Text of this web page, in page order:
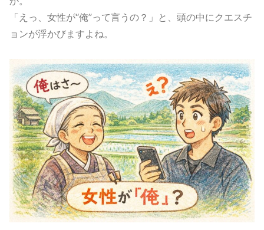
「えっ、女性が“俺”って言うの？」と、頭の中にクエスチ
ョンが浮かびますよね。